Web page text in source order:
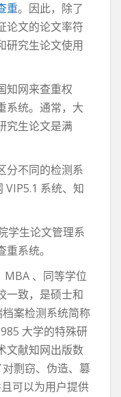
重。因此，除了
论文的论文率符
研究生论文使用
知网来查重权
系统。通常，大
究生论文是满
分不同的检测系
VIP5.1 系统、知
学生论文管理系
系统。
MBA 、同等学位
一致，是硕士和
案检测系统简称
大学的特殊研
文献知网出版数
剽窃、伪造、篡
可以为用户提供